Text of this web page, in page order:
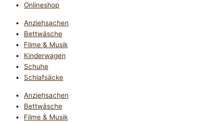
Onlineshop
Anziehsachen
Bettwäsche
Filme & Musik
Kinderwagen
Schuhe
Schlafsäcke
Anziehsachen
Bettwäsche
Filme & Musik